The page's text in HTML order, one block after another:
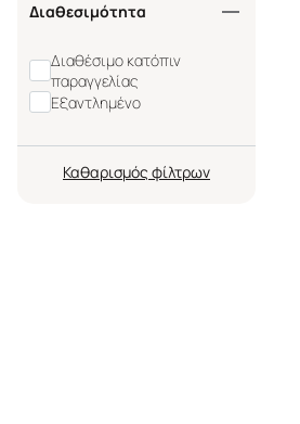
Διαθεσιμότητα
Διαθέσιμο κατόπιν
παραγγελίας
Εξαντλημένο
Καθαρισμός